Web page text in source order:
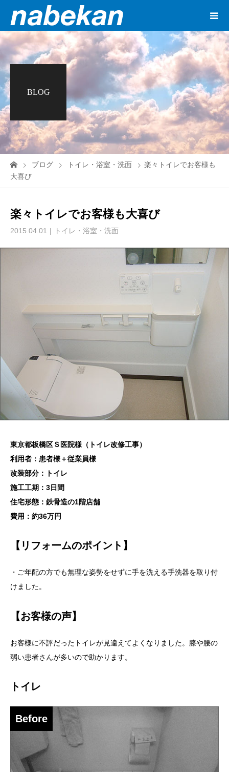
BLOG
ブログ トイレ・浴室・洗面
楽々トイレでお客様も
大喜び
楽々トイレでお客様も大喜び
2015.04.01 トイレ・浴室・洗面
東京都板橋区Ｓ医院様（トイレ改修工事）
利用者：患者様＋従業員様
改装部分：トイレ
施工工期：3日間
住宅形態：鉄骨造の1階店舗
費用：約36万円
【リフォームのポイント】
・ご年配の方でも無理な姿勢をせずに手を洗える手洗器を取り付
けました。
【お客様の声】
お客様に不評だったトイレが見違えてよくなりました。膝や腰の
弱い患者さんが多いので助かります。
トイレ
Before